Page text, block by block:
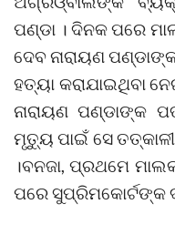
ପଣ୍ଡା । ଦିନକ ପରେ
ଦେବ ନାରାୟଣ
ହତ୍ୟା କରାଯାଇଥିବା
ନାରାୟଣ ପଣ୍ଡାଙ୍କ
ମୃତ୍ୟୁ ପାଇଁ ସେ
।ବନଜା, ପ୍ରଥମେ
ପରେ ସୁପ୍ରିମକୋର୍ଟଙ୍କ